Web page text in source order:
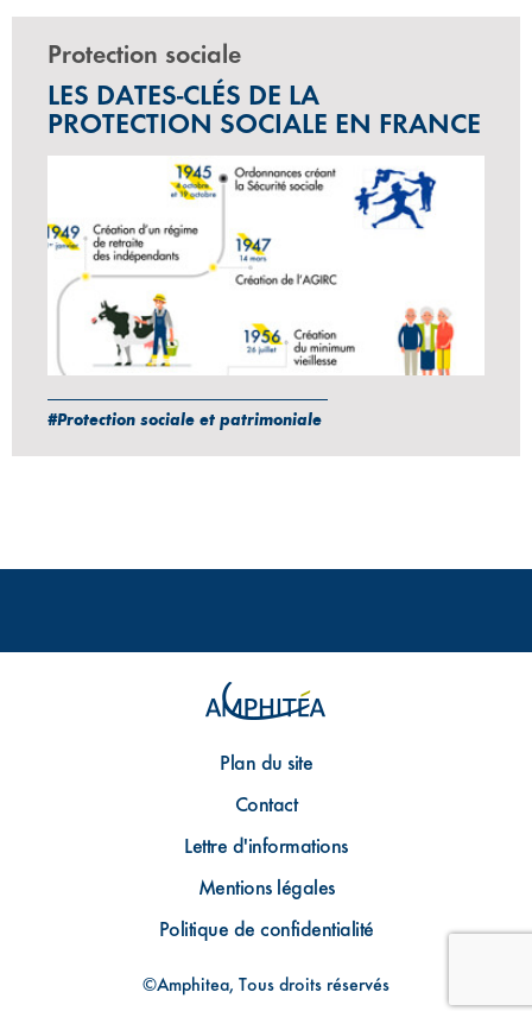
Protection sociale
LES DATES-CLÉS DE LA
PROTECTION SOCIALE EN FRANCE
#Protection sociale et patrimoniale
Plan du site
Contact
Lettre d'informations
Mentions légales
Politique de confidentialité
©Amphitea, Tous droits réservés